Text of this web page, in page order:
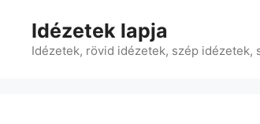
tartalomba
Idézetek lapja
Idézetek, rövid idézetek, szép